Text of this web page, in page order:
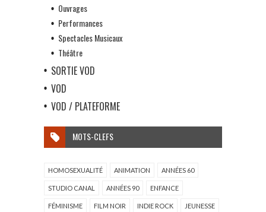
Ouvrages
Performances
Spectacles Musicaux
Théâtre
SORTIE VOD
VOD
VOD / PLATEFORME
MOTS-CLEFS
HOMOSEXUALITÉ ANIMATION ANNÉES 60
STUDIO CANAL ANNÉES 90 ENFANCE
FÉMINISME FILM NOIR INDIE ROCK JEUNESSE